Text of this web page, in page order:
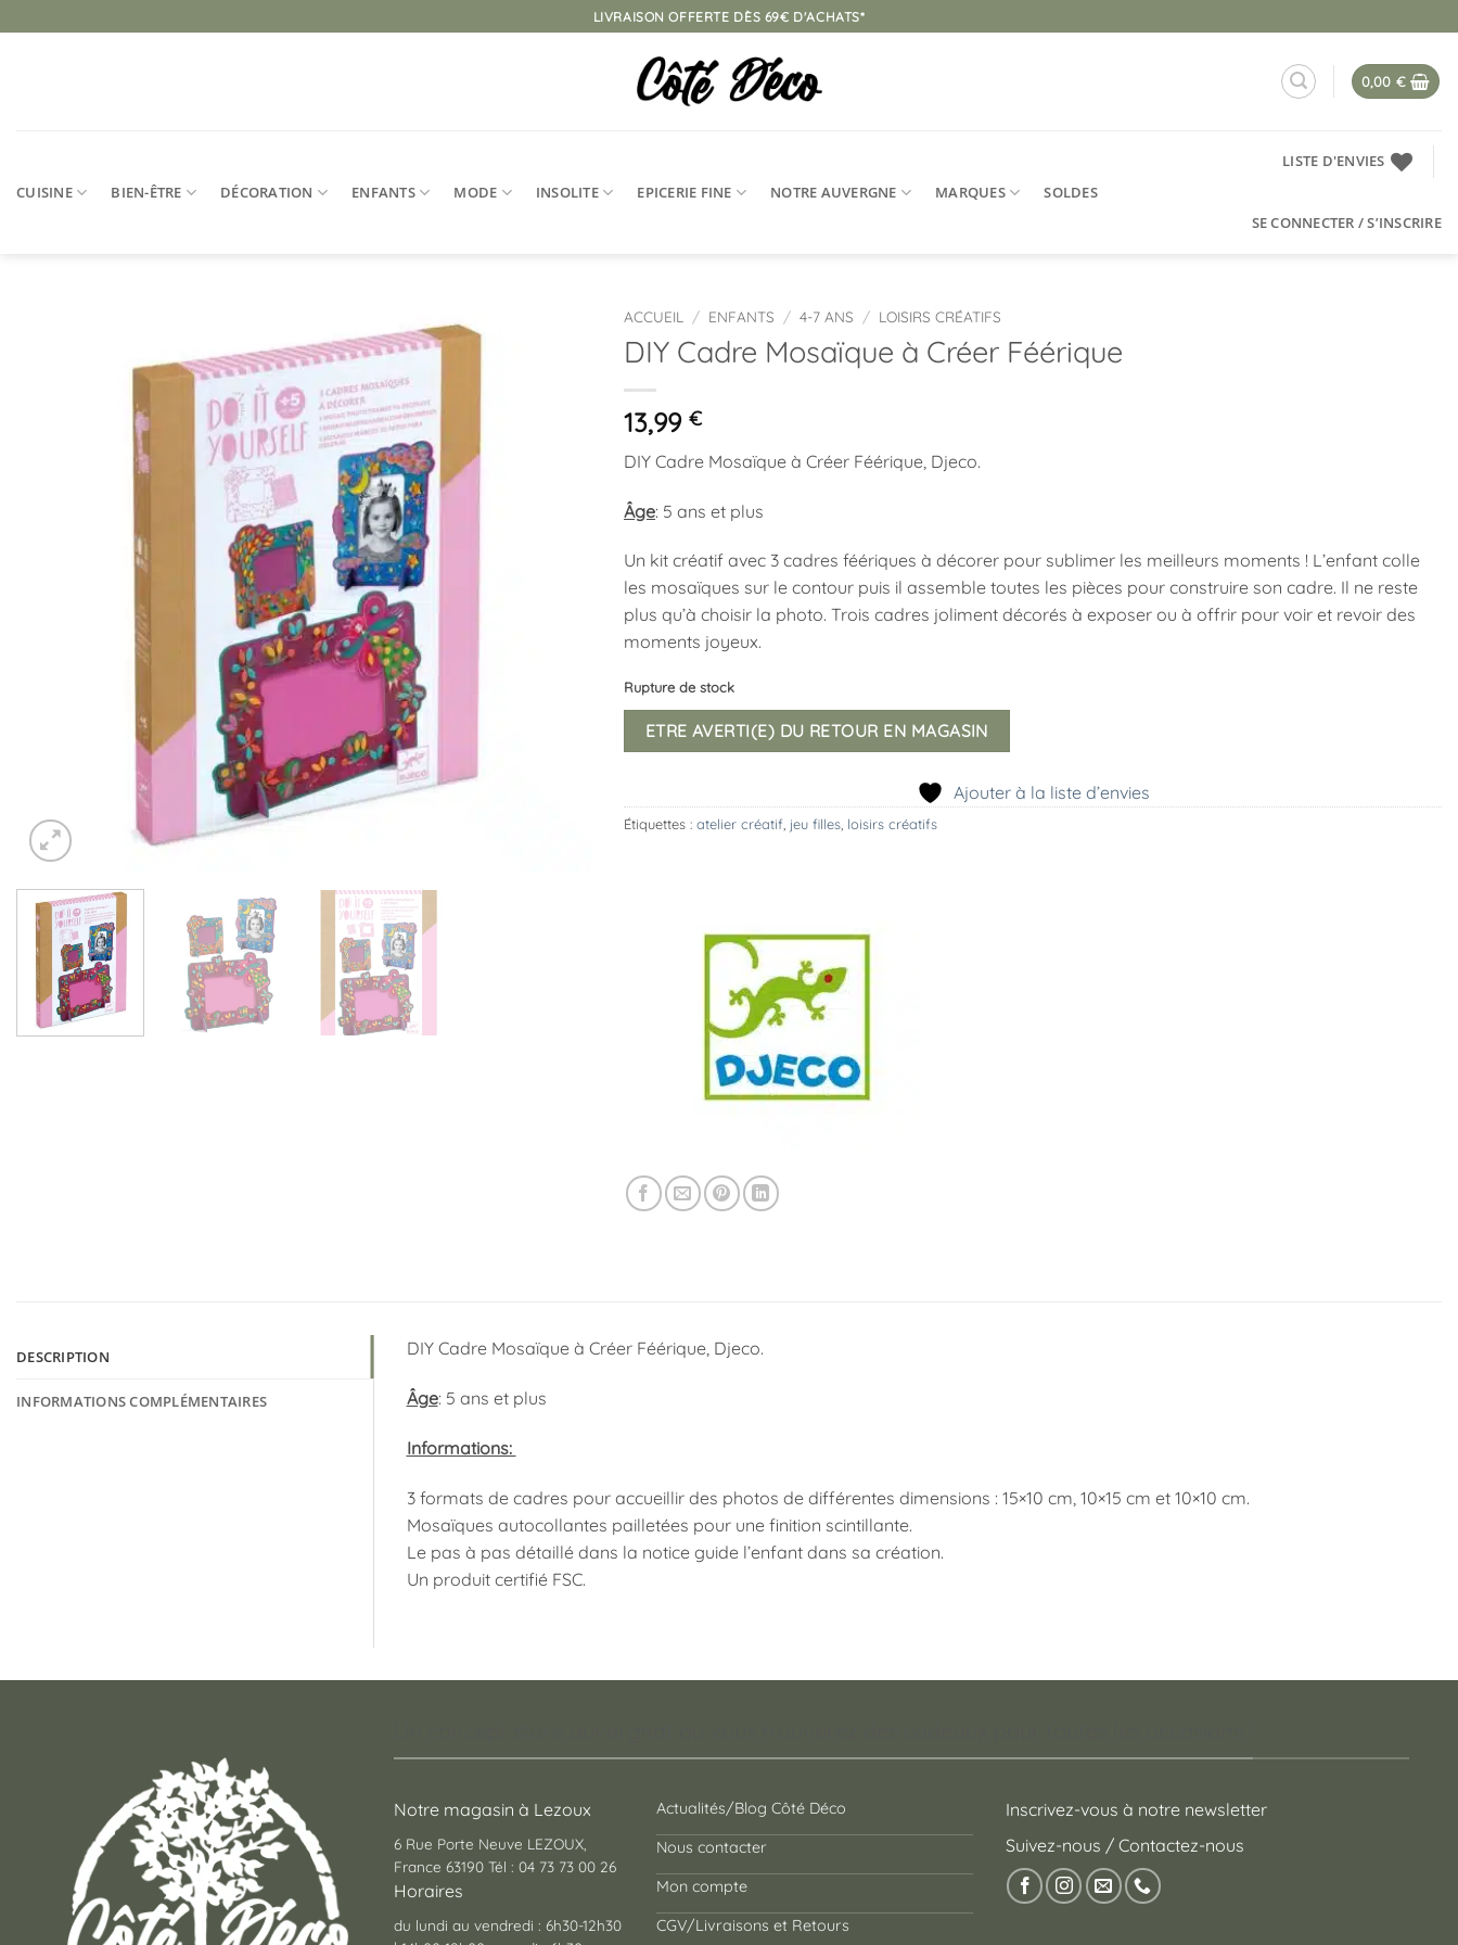
au
LIVRAISON OFFERTE DÈS 69€ D'ACHATS*
0,00 €
CUISINE BIEN-ÊTRE DÉCORATION ENFANTS MODE INSOLITE EPICERIE FINE NOTRE AUVERGNE MARQUES SOLDES
LISTE D'ENVIES
SE CONNECTER / S’INSCRIRE
ACCUEIL / ENFANTS / 4-7 ANS / LOISIRS CRÉATIFS
DIY Cadre Mosaïque à Créer Féérique
13,99 €
DIY Cadre Mosaïque à Créer Féérique, Djeco.
Âge: 5 ans et plus
Un kit créatif avec 3 cadres féériques à décorer pour sublimer les meilleurs moments ! L’enfant colle
les mosaïques sur le contour puis il assemble toutes les pièces pour construire son cadre. Il ne reste
plus qu’à choisir la photo. Trois cadres joliment décorés à exposer ou à offrir pour voir et revoir des
moments joyeux.
Rupture de stock
ETRE AVERTI(E) DU RETOUR EN MAGASIN
Ajouter à la liste d’envies
Étiquettes : atelier créatif, jeu filles, loisirs créatifs
DESCRIPTION
INFORMATIONS COMPLÉMENTAIRES
DIY Cadre Mosaïque à Créer Féérique, Djeco.
Âge: 5 ans et plus
Informations:
3 formats de cadres pour accueillir des photos de différentes dimensions : 15×10 cm, 10×15 cm et 10×10 cm.
Mosaïques autocollantes pailletées pour une finition scintillante.
Le pas à pas détaillé dans la notice guide l’enfant dans sa création.
Un produit certifié FSC.
Notre magasin à Lezoux
6 Rue Porte Neuve LEZOUX,
France 63190 Tél : 04 73 73 00 26
Horaires
du lundi au vendredi : 6h30-12h30
Actualités/Blog Côté Déco
Nous contacter
Mon compte
CGV/Livraisons et Retours
Inscrivez-vous à notre newsletter
Suivez-nous / Contactez-nous